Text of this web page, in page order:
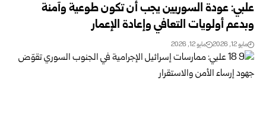
علبي: عودة السوريين يجب أن تكون طوعية وآمنة
وبدعم ‏أولويات التعافي وإعادة الإعمار
مايو 12, 2026 مايو 12, 2026